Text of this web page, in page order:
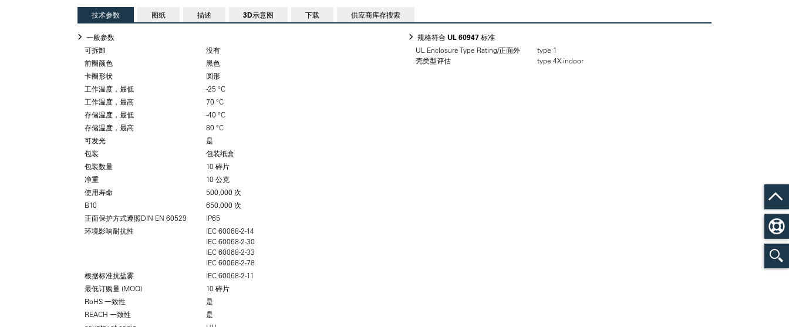
技术参数 图纸 描述 3D示意图 下载 供应商库存搜索
一般参数
可拆卸
没有
前圈颜色
黑色
卡圈形状
圆形
工作温度，最低
-25 °C
工作温度，最高
70 °C
存储温度，最低
-40 °C
存储温度，最高
80 °C
可发光
是
包装
包装纸盒
包装数量
10 碎片
净重
10 公克
使用寿命
500,000 次
B10
650,000 次
正面保护方式遵照DIN EN 60529
IP65
环境影响耐抗性
IEC 60068-2-14
IEC 60068-2-30
IEC 60068-2-33
IEC 60068-2-78
根据标准抗盐雾
IEC 60068-2-11
最低订购量 (MOQ)
10 碎片
RoHS 一致性
是
REACH 一致性
是
规格符合 UL 60947 标准
UL Enclosure Type Rating/正面外
壳类型评估
type 1
type 4X indoor